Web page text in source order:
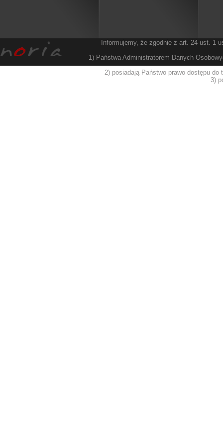
Informujemy, że zgodnie z art. 24 ust. 1
1) Państwa Administratorem Danych
2) posiadają Państwo prawo dostępu
3)